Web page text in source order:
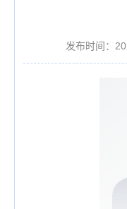
发布时间：